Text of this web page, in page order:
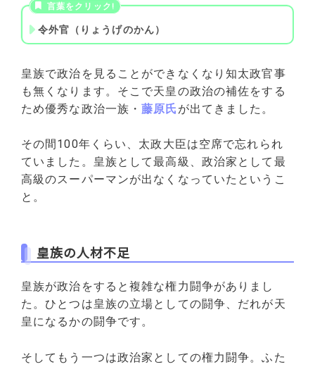
令外官（りょうげのかん）
皇族で政治を見ることができなくなり知太政官事
も無くなります。そこで天皇の政治の補佐をする
ため優秀な政治一族・藤原氏 が出てきました。
その間100年くらい、太政大臣は空席で忘れられ
ていました。皇族として最高級、政治家として最
高級のスーパーマンが出なくなっていたというこ
と。
皇族の人材不足
皇族が政治をすると複雑な権力闘争がありまし
た。ひとつは皇族の立場としての闘争、だれが天
皇になるかの闘争です。
そしてもう一つは政治家としての権力闘争。ふた